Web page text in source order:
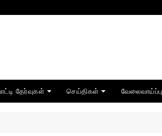
தேர்வுகள் செய்திகள் வேலைவாய்ப்பு